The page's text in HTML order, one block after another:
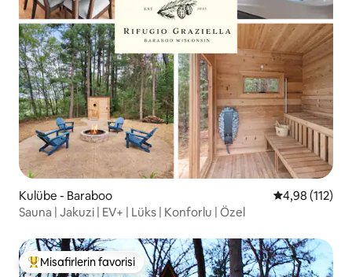
Kulübe - Baraboo 5 üzerinden
4,98 (112)
Sauna | Jakuzi | EV+ | Lüks | Konforlu | Özel
Misafirlerin favorilerinden en beğenilenler arasında
Misafirlerin favorisi